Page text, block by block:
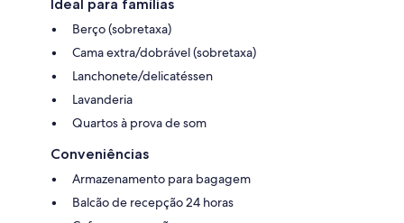
Ideal para famílias
Berço (sobretaxa)
Cama extra/dobrável (sobretaxa)
Lanchonete/delicatéssen
Lavanderia
Quartos à prova de som
Conveniências
Armazenamento para bagagem
Balcão de recepção 24 horas